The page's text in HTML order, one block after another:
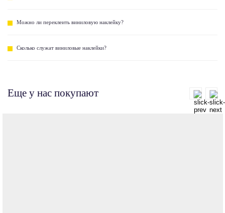
Можно ли переклеить виниловую наклейку?
Сколько служат виниловые наклейки?
Еще у нас покупают